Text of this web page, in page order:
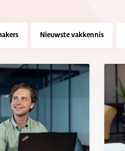
Nieuwste vakkennis